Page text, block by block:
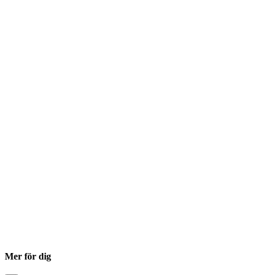
Mer för dig